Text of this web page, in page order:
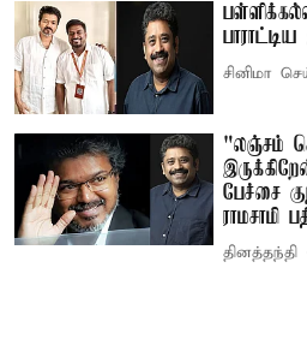
சினிமா
"லஞ்சம்
பேச்சை
ராமசாமி
தினத்தந்தி